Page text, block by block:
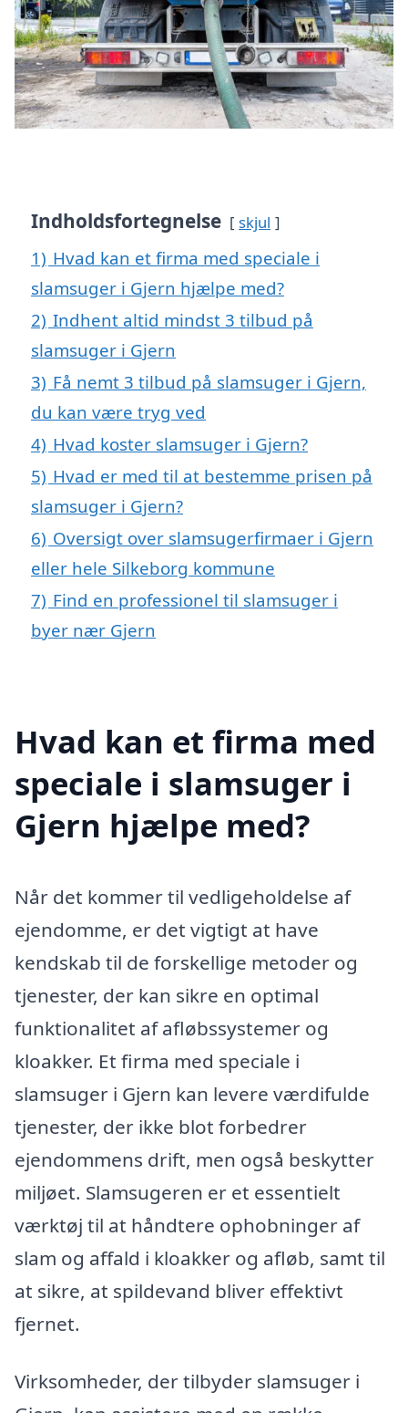
Indholdsfortegnelse skjul
1) Hvad kan et firma med speciale i
slamsuger i Gjern hjælpe med?
2) Indhent altid mindst 3 tilbud på
slamsuger i Gjern
3) Få nemt 3 tilbud på slamsuger i Gjern,
du kan være tryg ved
4) Hvad koster slamsuger i Gjern?
5) Hvad er med til at bestemme prisen på
slamsuger i Gjern?
6) Oversigt over slamsugerfirmaer i Gjern
eller hele Silkeborg kommune
7) Find en professionel til slamsuger i
byer nær Gjern
Hvad kan et firma med
speciale i slamsuger i
Gjern hjælpe med?
Når det kommer til vedligeholdelse af
ejendomme, er det vigtigt at have
kendskab til de forskellige metoder og
tjenester, der kan sikre en optimal
funktionalitet af afløbssystemer og
kloakker. Et firma med speciale i
slamsuger i Gjern kan levere værdifulde
tjenester, der ikke blot forbedrer
ejendommens drift, men også beskytter
miljøet. Slamsugeren er et essentielt
værktøj til at håndtere ophobninger af
slam og affald i kloakker og afløb, samt til
at sikre, at spildevand bliver effektivt
fjernet.
Virksomheder, der tilbyder slamsuger i